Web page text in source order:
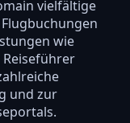
vielfältige
wie
und zur